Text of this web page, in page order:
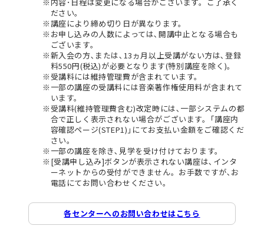
内容･日程は変更になる場合がございます。ご了承く
ださい。
講座により締め切り日が異なります。
お申し込みの人数によっては､開講中止となる場合も
ございます。
新入会の方､または､13ヵ月以上受講がない方は､登録
料550円(税込)が必要となります(特別講座を除く)。
受講料には維持管理費が含まれています。
一部の講座の受講料には音楽著作権使用料が含まれて
います。
受講料(維持管理費含む)改定時には､一部システムの都
合で正しく表示されない場合がございます。｢講座内
容確認ページ(STEP1)｣にてお支払い金額をご確認くだ
さい。
一部の講座を除き､見学を受け付けております。
[受講申し込み]ボタンが表示されない講座は､インタ
ーネットからの受付ができません。お手数ですが､お
電話にてお問い合わせください。
各センターへのお問い合わせはこちら